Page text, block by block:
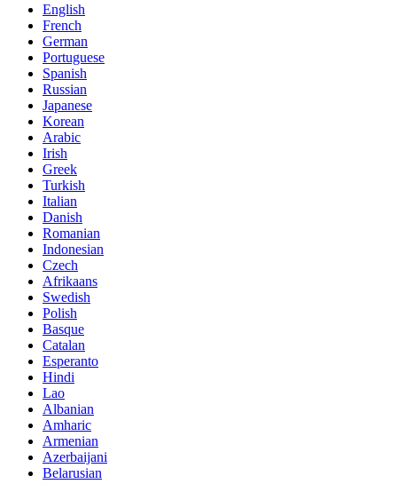
English
French
German
Portuguese
Spanish
Russian
Japanese
Korean
Arabic
Irish
Greek
Turkish
Italian
Danish
Romanian
Indonesian
Czech
Afrikaans
Swedish
Polish
Basque
Catalan
Esperanto
Hindi
Lao
Albanian
Amharic
Armenian
Azerbaijani
Belarusian